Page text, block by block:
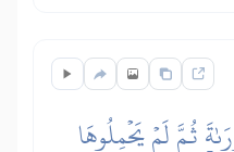
ثُمَّ لَمۡ يَحۡمِلُوهَا